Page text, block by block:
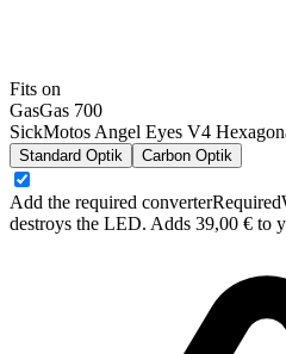
Fits on
GasGas 700
SickMotos Angel Eyes V4
Standard Optik Carbon Optik
Add the required converterRequired
destroys the LED. Adds 39,00 € to